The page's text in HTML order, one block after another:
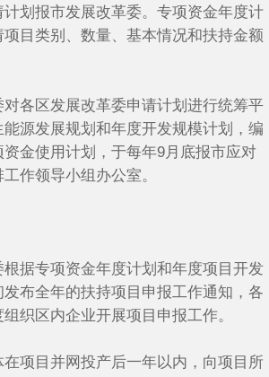
划报市发展改革委。专项资金年度计
目类别、数量、基本情况和扶持金额
对各区发展改革委申请计划进行统筹平
源发展规划和年度开发规模计划，编
金使用计划，于每年9月底报市应对
作领导小组办公室。
根据专项资金年度计划和年度项目开发
布全年的扶持项目申报工作通知，各
织区内企业开展项目申报工作。
在项目并网投产后一年以内，向项目所